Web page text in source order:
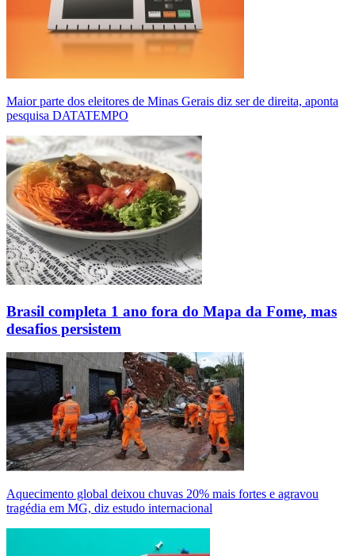
Maior parte dos eleitores de Minas Gerais diz ser de direita, aponta
pesquisa DATATEMPO
Brasil completa 1 ano fora do Mapa da Fome, mas
desafios persistem
Aquecimento global deixou chuvas 20% mais fortes e agravou
tragédia em MG, diz estudo internacional